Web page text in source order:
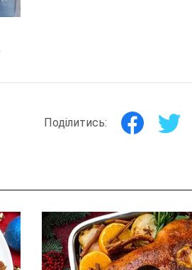
Поділитись: